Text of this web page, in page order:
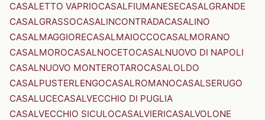
CASALETTO VAPRIOCASALFIUMANESECASALGRANDE
CASALGRASSOCASALINCONTRADACASALINO
CASALMAGGIORECASALMAIOCCOCASALMORANO
CASALMOROCASALNOCETOCASALNUOVO DI NAPOLI
CASALNUOVO MONTEROTAROCASALOLDO
CASALPUSTERLENGOCASALROMANOCASALSERUGO
CASALUCECASALVECCHIO DI PUGLIA
CASALVECCHIO SICULOCASALVIERICASALVOLONE